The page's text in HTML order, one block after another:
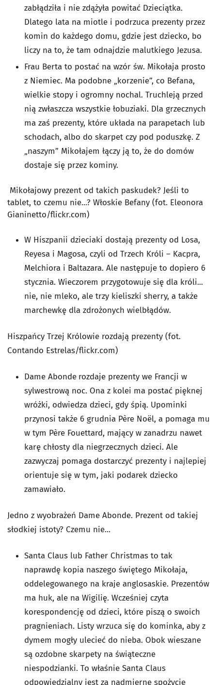
zabłądziła i nie zdążyła powitać Dzieciątka.
Dlatego lata na miotle i podrzuca prezenty przez
komin do każdego domu, gdzie jest dziecko, bo
liczy na to, że tam odnajdzie malutkiego Jezusa.
Frau Berta to postać na wzór św. Mikołaja prosto
z Niemiec. Ma podobne „korzenie”, co Befana,
wielkie stopy i ogromny nochal. Truchleją przed
nią zwłaszcza wszystkie łobuziaki. Dla grzecznych
ma zaś prezenty, które układa na parapetach lub
schodach, albo do skarpet czy pod poduszkę. Z
„naszym” Mikołajem łączy ją to, że do domów
dostaje się przez kominy.
Mikołajowy prezent od takich paskudek? Jeśli to
tablet, to czemu nie...? Włoskie Befany (fot. Eleonora
Gianinetto/flickr.com)
W Hiszpanii dzieciaki dostają prezenty od Losa,
Reyesa i Magosa, czyli od Trzech Króli – Kacpra,
Melchiora i Baltazara. Ale następuje to dopiero 6
stycznia. Wieczorem przygotowuje się dla króli...
nie, nie mleko, ale trzy kieliszki sherry, a także
marchewkę dla zdrożonych wielbłądów.
Hiszpańcy Trzej Królowie rozdają prezenty (fot.
Contando Estrelas/flickr.com)
Dame Abonde rozdaje prezenty we Francji w
sylwestrową noc. Ona z kolei ma postać pięknej
wróżki, odwiedza dzieci, gdy śpią. Upominki
przynosi także 6 grudnia Père Noël, a pomaga mu
w tym Père Fouettard, mający w zanadrzu nawet
karę chłosty dla niegrzecznych dzieci. Ale
zazwyczaj pomaga dostarczyć prezenty i najlepiej
orientuje się w tym, jaki podarek dziecko
zamawiało.
Jedno z wyobrażeń Dame Abonde. Prezent od takiej
słodkiej istoty? Czemu nie...
Santa Claus lub Father Christmas to tak
naprawdę kopia naszego świętego Mikołaja,
oddelegowanego na kraje anglosaskie. Prezentów
ma huk, ale na Wigilię. Wcześniej czyta
korespondencję od dzieci, które piszą o swoich
pragnieniach. Listy wrzuca się do kominka, aby z
dymem mogły ulecieć do nieba. Obok wieszane
są ozdobne skarpety na świąteczne
niespodzianki. To właśnie Santa Claus
odpowiedzialny jest za nadmierne spożycie